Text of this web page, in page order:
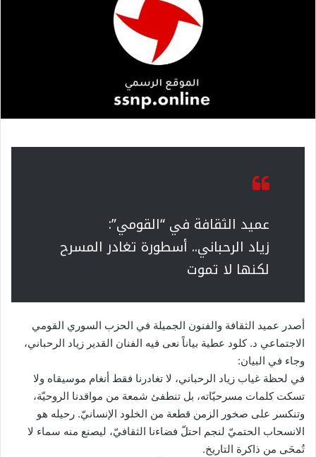
عميد الثقافة في “القومي”:
زياد الرحباني.. أسطورة تغادر المسرح
لكنها لا تموت
أصدر عميد الثقافة والفنون الجميلة في الحزب السوري القومي
الاجتماعي د. كلود عطية بياناً نعى فيه الفنان القدير زياد الرحباني،
وجاء في البيان:
في لحظة غياب زياد الرحباني، لا تغادرنا فقط أنغام موسيقاه ولا
تسكت كلمات مسرحيّاته، بل تنطفئ شمعة من مواقدنا الروحيّة،
وتنكسر على صخور الزمن قطعة من الخلود الإنسانيّ. رحيله هو
الانسحاب الحتميّ لنجم احتلّ فضاءنا الثقافيّ، ليصنع منه سماء لا
تُمحَى من ذاكرة التاريخ.